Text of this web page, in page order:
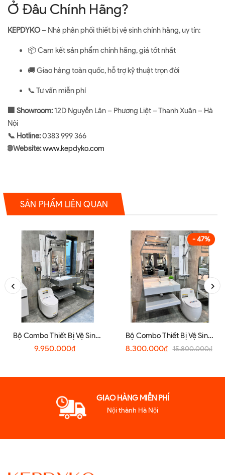
Ở Đâu Chính Hãng?
KEPDYKO– Nhà phân phối thiết bị vệ sinh chính hãng, uy tín:
📦 Cam kết sản phẩm chính hãng, giá tốt nhất
🚚 Giao hàng toàn quốc, hỗ trợ kỹ thuật trọn đời
📞 Tư vấn miễn phí
🏢 Showroom:12D Nguyễn Lân – Phương Liệt – Thanh Xuân – Hà
Nội
📞 Hotline:0383 999 366
🌐 Website:www.kepdyko.com
SẢN PHẨM LIÊN QUAN
Bộ Combo Thiết Bị Vệ Sinh
Phòng Tắm CB0022 Chính
9.950.000₫
- 47%
Bộ Combo Thiết Bị Vệ Sinh
Phòng Tắm CB0025 Cao
8.300.000₫ 15.800.000₫
GIAO HÀNG MIỄN PHÍ
Nội thành Hà Nội